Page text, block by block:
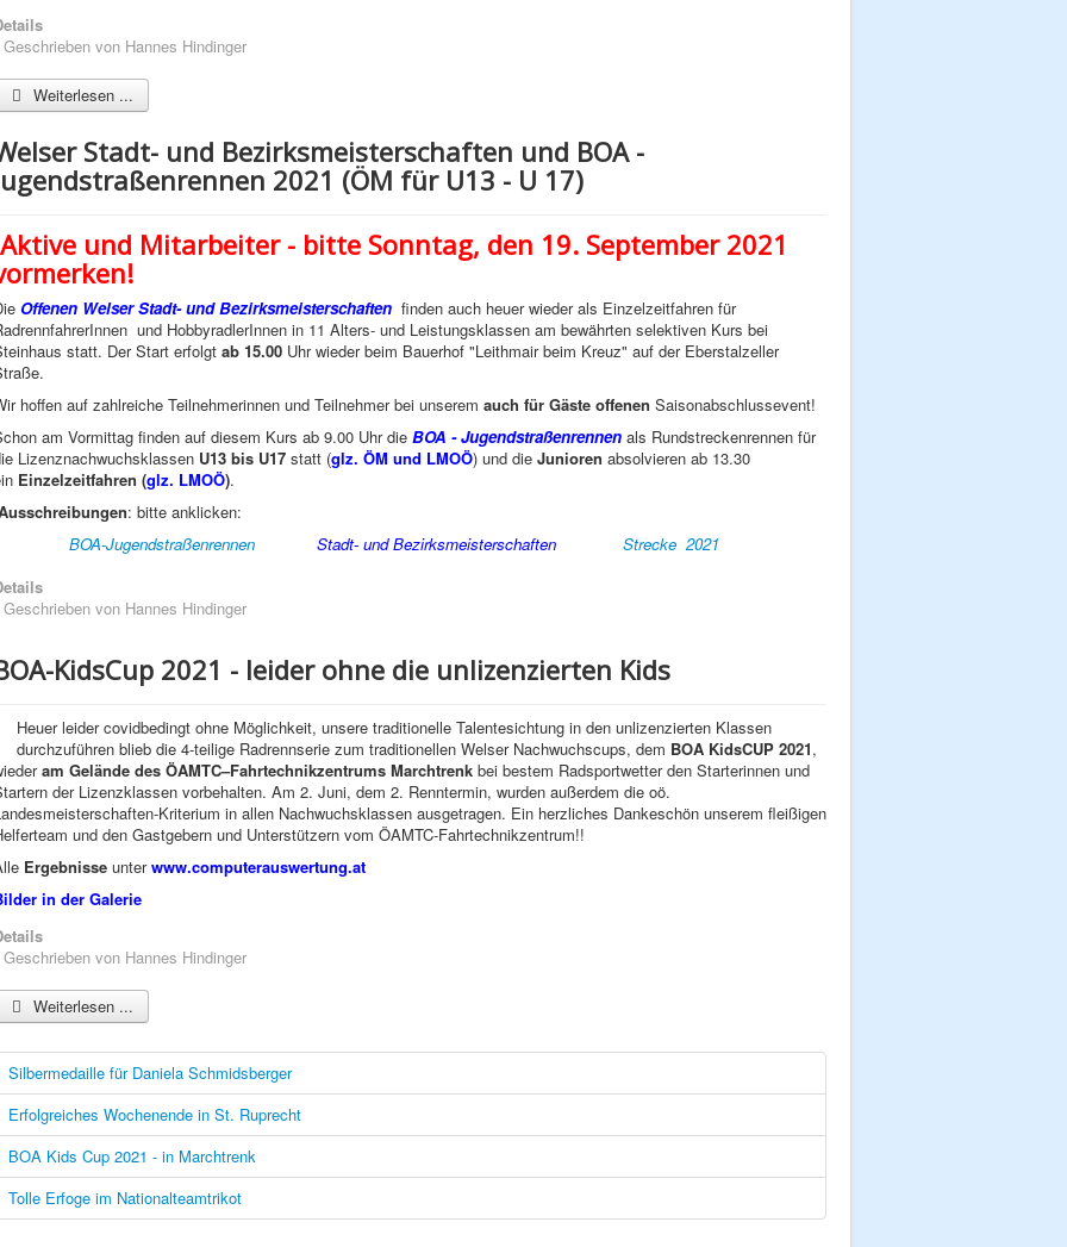
Geschrieben von Hannes Hindinger
Weiterlesen ...
Stadt- und Bezirksmeisterschaften und BOA -
2021 (ÖM für U13 - U 17)
Aktive und Mitarbeiter - bitte Sonntag, den 19. September 2021
Offenen Welser Stadt- und Bezirksmeisterschaften finden auch heuer wieder als Einzelzeitfahren für
und HobbyradlerInnen in 11 Alters- und Leistungsklassen am bewährten selektiven Kurs bei
statt. Der Start erfolgt ab 15.00 Uhr wieder beim Bauerhof "Leithmair beim Kreuz" auf der Eberstalzeller
hoffen auf zahlreiche Teilnehmerinnen und Teilnehmer bei unserem auch für Gäste offenen Saisonabschlussevent!
am Vormittag finden auf diesem Kurs ab 9.00 Uhr die BOA - Jugendstraßenrennen als Rundstreckenrennen für
Lizenznachwuchsklassen U13 bis U17 statt (glz. ÖM und LMOÖ) und die Junioren absolvieren ab 13.30
Einzelzeitfahren (glz. LMOÖ).
: bitte anklicken:
BOA-Jugendstraßenrennen
Stadt- und Bezirksmeisterschaften
Strecke 2021
Geschrieben von Hannes Hindinger
KidsCup 2021 - leider ohne die unlizenzierten Kids
Heuer leider covidbedingt ohne Möglichkeit, unsere traditionelle Talentesichtung in den unlizenzierten Klassen
durchzuführen blieb die 4-teilige Radrennserie zum traditionellen Welser Nachwuchscups, dem BOA KidsCUP 2021,
am Gelände des ÖAMTC–Fahrtechnikzentrums Marchtrenk bei bestem Radsportwetter den Starterinnen und
der Lizenzklassen vorbehalten. Am 2. Juni, dem 2. Renntermin, wurden außerdem die oö.
Kriterium in allen Nachwuchsklassen ausgetragen. Ein herzliches Dankeschön unserem fleißigen
und den Gastgebern und Unterstützern vom ÖAMTC-Fahrtechnikzentrum!!
Ergebnisse unterwww.computerauswertung.at
in der Galerie
Geschrieben von Hannes Hindinger
Weiterlesen ...
Silbermedaille für Daniela Schmidsberger
Erfolgreiches Wochenende in St. Ruprecht
BOA Kids Cup 2021 - in Marchtrenk
Tolle Erfoge im Nationalteamtrikot